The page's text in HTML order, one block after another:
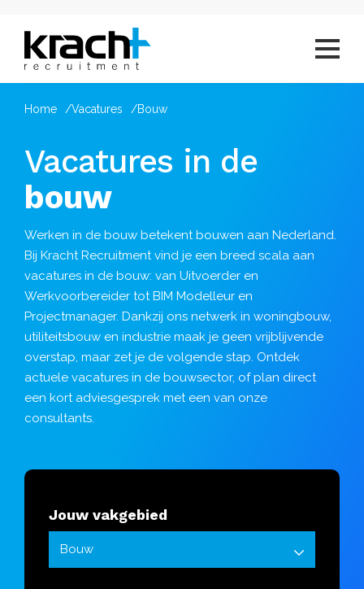
Home Vacatures Bouw
Vacatures in de
bouw
Werken in de bouw betekent bouwen aan Nederland.
Bij Kracht Recruitment vind je een breed scala aan
vacatures in de bouw: van Uitvoerder en
Werkvoorbereider tot BIM Modelleur en
Projectmanager. Dankzij ons netwerk in woningbouw,
utiliteitsbouw en industrie maak je geen vrijblijvende
overstap, maar zet je de volgende stap. Ontdek
actuele vacatures in de bouwsector, of plan direct
een kort adviesgesprek met een van onze
consultants.
Jouw vakgebied